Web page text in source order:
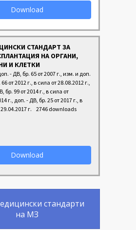
Download
СТАНДАРТ ЗА
НА ОРГАНИ,
И КЛЕТКИ
- ДВ, бр. 65 от 2007 г., изм. и доп.
от 2012 г., в сила от 28.08.2012 г.,
бр. 99 от 2014 г., в сила от
г., доп. - ДВ, бр. 25 от 2017 г., в
г.
2746 downloads
Download
стандарти
на МЗ